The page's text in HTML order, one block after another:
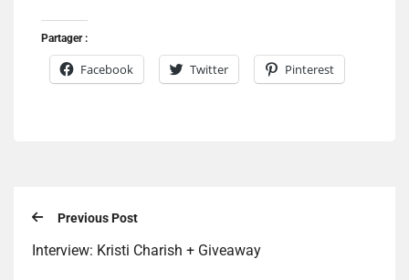
Partager :
Facebook Twitter Pinterest
Previous Post
Interview: Kristi Charish + Giveaway